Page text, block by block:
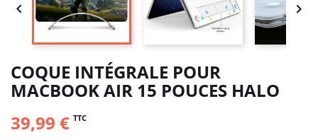
 
COQUE INTÉGRALE POUR
MACBOOK AIR 15 POUCES HALO
39,99 € TTC